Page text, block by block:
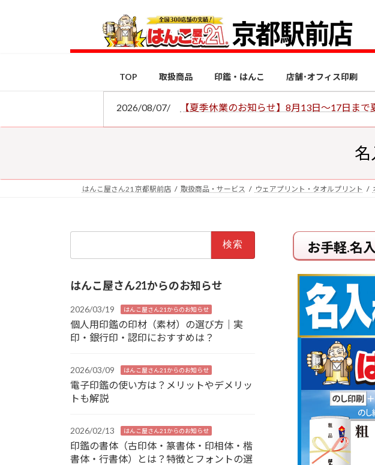
ス
ン
TOP 取扱商品 印鑑・はんこ 店舗･オフィス印刷
2026/08/07/ 【夏季休業のお知らせ】8月13日～17日まで
名
はんこ屋さん21 京都駅前店 取扱商品・サービス ウェアプリント・タオルプリント
お手軽.名
はんこ屋さん21からのお知らせ
2026/03/19 はんこ屋さん21からのお知らせ
個人用印鑑の印材（素材）の選び方｜実
印・銀行印・認印におすすめは？
2026/03/09 はんこ屋さん21からのお知らせ
電子印鑑の使い方は？メリットやデメリッ
トも解説
2026/02/13 はんこ屋さん21からのお知らせ
印鑑の書体（古印体・篆書体・印相体・楷
書体・行書体）とは？特徴とフォントの選